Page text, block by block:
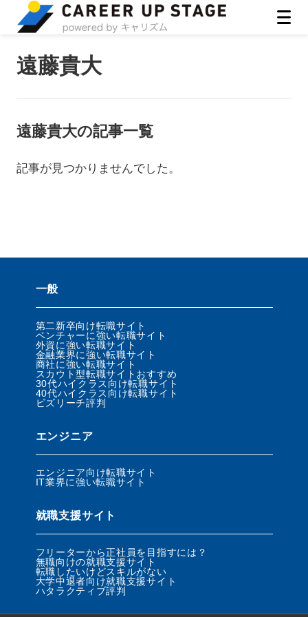
遠藤貴大
遠藤貴大の記事一覧
記事が見つかりませんでした。
一般
第二新卒向け転職サイト
ベンチャーに強い転職サイト
外資に強い転職サイト
金融業界に強い転職サイト
商社に強い転職サイト
スカウト型転職サイトおすすめ
30代ハイクラス向け転職サイト
40代ハイクラス向け転職サイト
ビズリーチ評判
エンジニア
エンジニア向け転職サイト
IT業界に強い転職サイト
就職支援サイト
フリーターから正社員を目指すには？
無職向けの就職支援サイト
転職したいけどスキルがない
大学中退者向け就職支援サイト
ハタラクティブ評判